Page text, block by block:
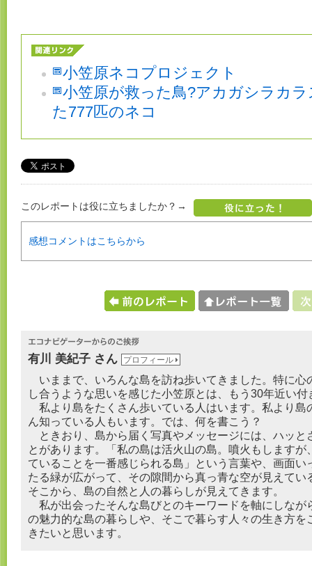
小笠原ネコプロジェクト
小笠原が救った鳥?アカガシラカ
た777匹のネコ
このレポートは役に立ちましたか？→
感想コメントはこちらから
有川 美紀子 さん プロフィール
いままで、いろんな島を訪ね歩いてきました。特に心
し合うような思いを感じた小笠原とは、もう30年近い付
私より島をたくさん歩いている人はいます。私より島
ん知っている人もいます。では、何を書こう？
ときおり、島から届く写真やメッセージには、ハッと
とがあります。「私の島は活火山の島。噴火もしますが
ていることを一番感じられる島」という言葉や、画面い
たる緑が広がって、その隙間から真っ青な空が見えてい
そこから、島の自然と人の暮らしが見えてきます。
私が出会ったそんな島びとのキーワードを軸にしなが
の魅力的な島の暮らしや、そこで暮らす人々の生き方を
きたいと思います。